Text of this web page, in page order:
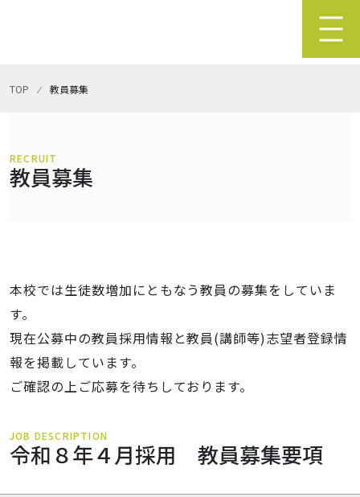
TOP ⁄ 教員募集
RECRUIT
教員募集
本校では生徒数増加にともなう教員の募集をしていま
す。
現在公募中の教員採用情報と教員(講師等)志望者登録情
報を掲載しています。
ご確認の上ご応募を待ちしております。
JOB DESCRIPTION
令和８年４月採用 教員募集要項